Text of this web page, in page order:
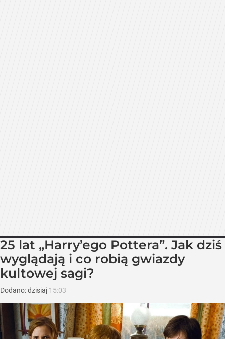
25 lat „Harry’ego Pottera”. Jak dziś
wyglądają i co robią gwiazdy
kultowej sagi?
Dodano:dzisiaj 15:03